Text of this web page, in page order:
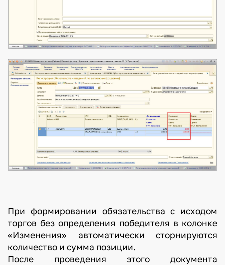
При формировании обязательства с исходом
торгов без определения победителя в колонке
«Изменения» автоматически сторнируются
количество и сумма позиции.
После проведения этого документа